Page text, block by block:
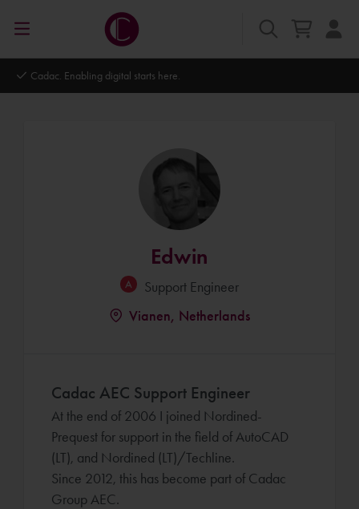
Autodesk Platinum Partner
Edwin
Support Engineer
Vianen, Netherlands
Cadac AEC Support Engineer
At the end of 2006 I joined Nordined-
Prequest for support in the field of AutoCAD
(LT), and Nordined (LT)/Techline.
Since 2012, this has become part of Cadac
Group AEC.